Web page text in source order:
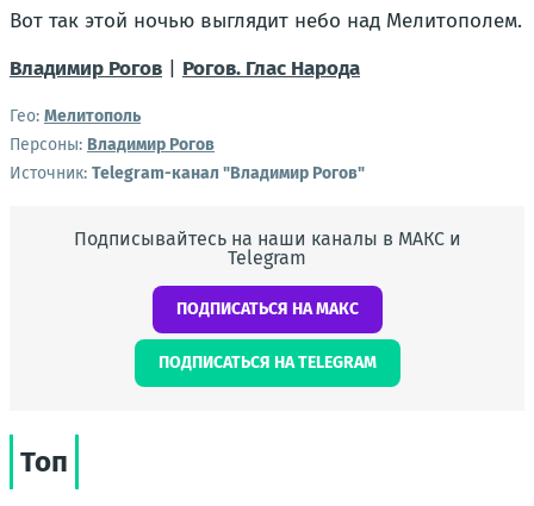
Вот так этой ночью выглядит небо над Мелитополем.
Владимир Рогов
Рогов. Глас Народа
Гео: Мелитополь
Персоны: Владимир Рогов
Источник: Telegram-канал "Владимир Рогов"
Подписывайтесь на наши каналы в МАКС и
Telegram
ПОДПИСАТЬСЯ НА МАКС
ПОДПИСАТЬСЯ НА TELEGRAM
Топ